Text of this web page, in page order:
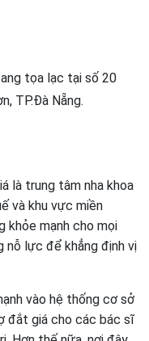
tọa lạc tại số 20
TP.Đà Nẵng.
là trung tâm nha khoa
và khu vực miền
khỏe mạnh cho mọi
nỗ lực để khẳng định vị
vào hệ thống cơ sở
đắt giá cho các bác sĩ